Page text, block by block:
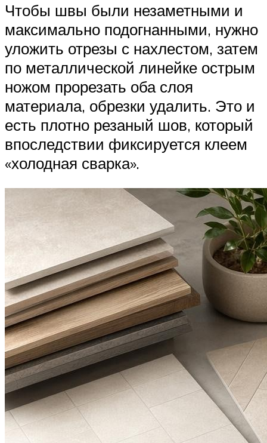
Чтобы швы были незаметными и
максимально подогнанными, нужно
уложить отрезы с нахлестом, затем
по металлической линейке острым
ножом прорезать оба слоя
материала, обрезки удалить. Это и
есть плотно резаный шов, который
впоследствии фиксируется клеем
«холодная сварка».